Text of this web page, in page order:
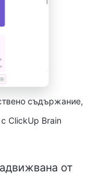
съдържание,
ClickUp Brain
от